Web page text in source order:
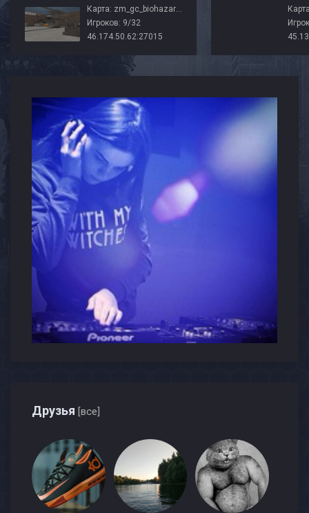
Карта: zm_gc_biohazard_base
Игроков: 9/32
46.174.50.62:27015
Друзья [все]